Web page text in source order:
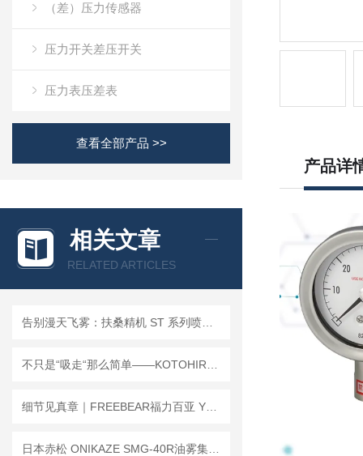
（差）压力传感器
压力开关差压开关
压力表压差表
查看全部产品 >>
相关文章
RELATED ARTICLES
产品详